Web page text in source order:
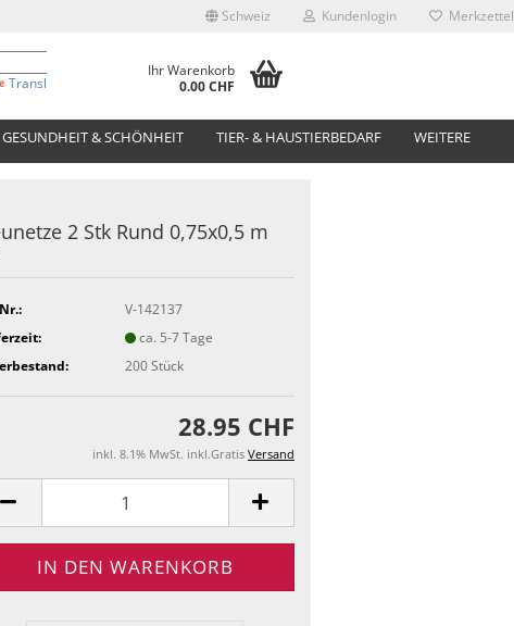
Schweiz Kundenlogin Merkzettel
Translate
Ihr Warenkorb
0.00 CHF
GESUNDHEIT & SCHÖNHEIT TIER- & HAUSTIERBEDARF WEITERE
2 Stk Rund 0,75x0,5 m
V-142137
ca. 5-7 Tage
200Stück
28.95 CHF
inkl. 8.1% MwSt. inkl.Gratis Versand